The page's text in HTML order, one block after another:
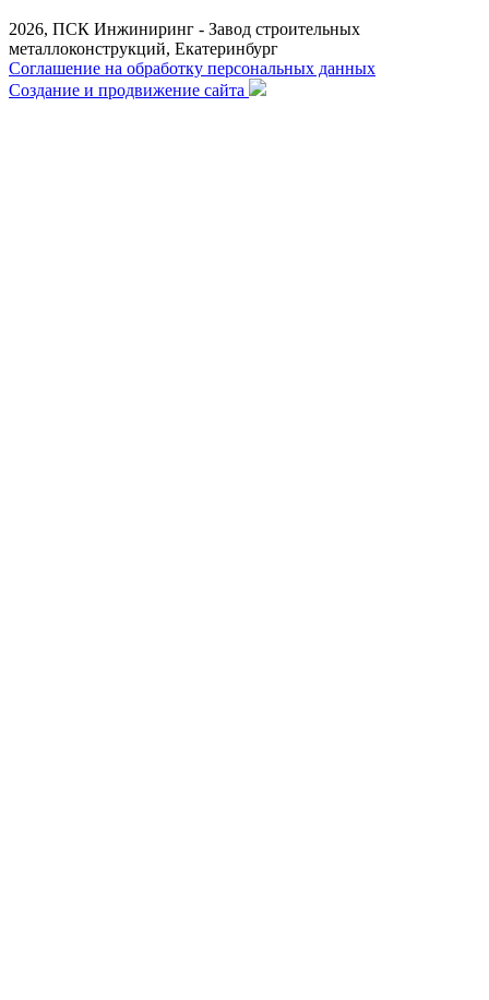
2026, ПСК Инжиниринг - Завод строительных
металлоконструкций, Екатеринбург
Соглашение на обработку персональных данных
Создание и продвижение сайта